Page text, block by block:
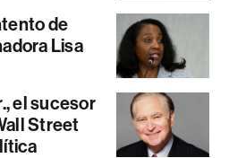
de
Lisa
el sucesor
Street